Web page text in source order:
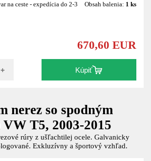
nerez so spodným
T5, 2003-2015
rúry z ušľachtilej ocele. Galvanicky
Exkluzívny a športový vzhľad.
na ceste - expedícia do 2-3
Obsah balenia: 1 ks
670,60 EUR
+ Kúpiť